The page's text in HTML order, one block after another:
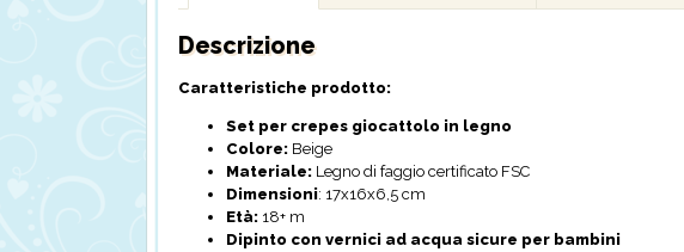
Descrizione
Caratteristiche prodotto:
Set per crepes giocattolo in legno
Colore: Beige
Materiale: Legno di faggio certificato FSC
Dimensioni: 17x16x6,5 cm
Età: 18+ m
Dipinto con vernici ad acqua sicure per bambini